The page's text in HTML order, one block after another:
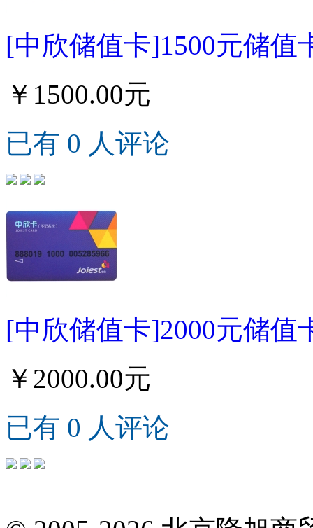
[中欣储值卡]1500元储值
￥1500.00元
已有 0 人评论
[中欣储值卡]2000元储值
￥2000.00元
已有 0 人评论